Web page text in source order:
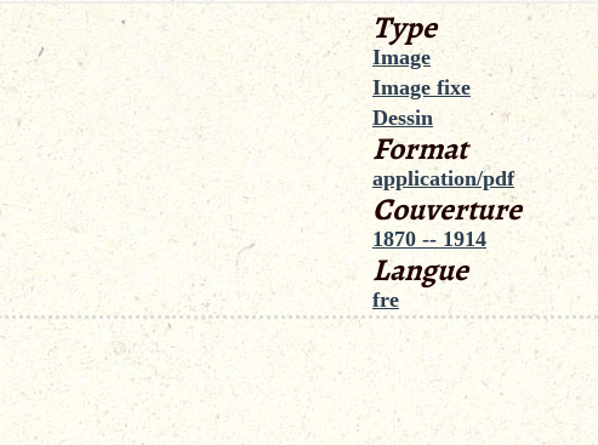
Type
Image
Image fixe
Dessin
Format
application/pdf
Couverture
1870 -- 1914
Langue
fre